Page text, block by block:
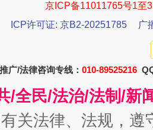
生
生
京ICP备11011765号1至
ICP许可证: 京B2-20251785
广
广/法律咨询专线： 010-89525216
/全民/法治/法制/新
关法律、法规，